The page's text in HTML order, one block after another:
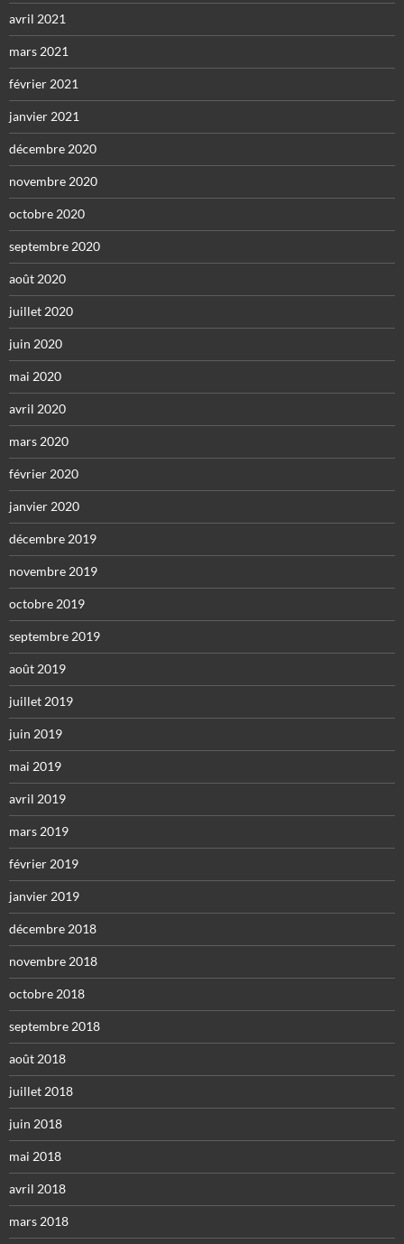
avril 2021
mars 2021
février 2021
janvier 2021
décembre 2020
novembre 2020
octobre 2020
septembre 2020
août 2020
juillet 2020
juin 2020
mai 2020
avril 2020
mars 2020
février 2020
janvier 2020
décembre 2019
novembre 2019
octobre 2019
septembre 2019
août 2019
juillet 2019
juin 2019
mai 2019
avril 2019
mars 2019
février 2019
janvier 2019
décembre 2018
novembre 2018
octobre 2018
septembre 2018
août 2018
juillet 2018
juin 2018
mai 2018
avril 2018
mars 2018